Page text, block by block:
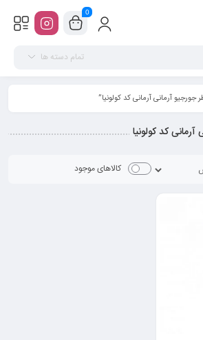
0
تمام دسته ها
آرمانی آرمانی کد کولونیا”
کد کولونیا
کالاهای موجود